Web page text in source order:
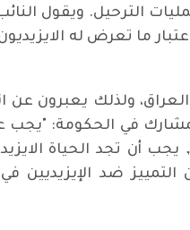
الترحيل. ويقول
ما تعرض له
ولذلك يعبرون عن
المشارك في الحكومة:
أن تجد الحياة
ضد الإيزيديين